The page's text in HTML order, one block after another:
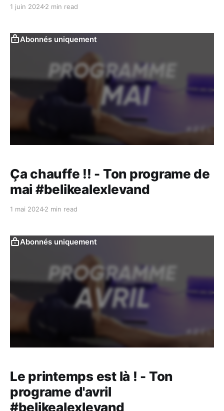
1 juin 20242 min read
Abonnés uniquement
Ça chauffe !! - Ton programe de
mai #belikealexlevand
1 mai 20242 min read
Abonnés uniquement
Le printemps est là ! - Ton
programe d'avril
#belikealexlevand